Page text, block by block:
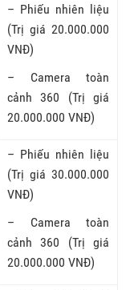
– Phiếu nhiên liệu
(Trị giá 20.000.000
VNĐ)
– Camera toàn
cảnh 360 (Trị giá
20.000.000 VNĐ)
– Phiếu nhiên liệu
(Trị giá 30.000.000
VNĐ)
– Camera toàn
cảnh 360 (Trị giá
20.000.000 VNĐ)